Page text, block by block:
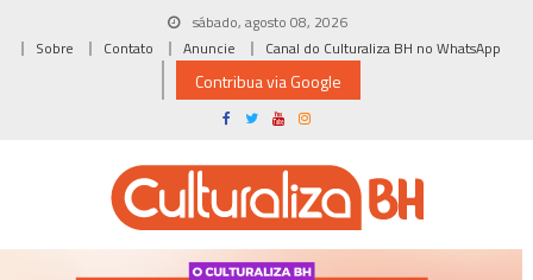
sábado, agosto 08, 2026
Sobre
Contato Anuncie Canal do Culturaliza BH no WhatsApp
Contribua via Google